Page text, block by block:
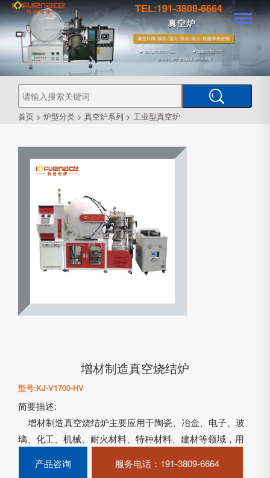
TEL:191-3809-6664
首页 > 炉型分类 > 真空炉系列 > 工业型真空炉
增材制造真空烧结炉
型号:KJ-V1700-HV
简要描述:
增材制造真空烧结炉主要应用于陶瓷、冶金、电子、玻
璃、化工、机械、耐火材料、特种材料、建材等领域，用
航空航天零件、牙科植入……
产品咨询 服务电话：191-3809-6664
真
空管
PECVD
真
空
钎
焊
炉
真
空
烧
结
空
热
处
型